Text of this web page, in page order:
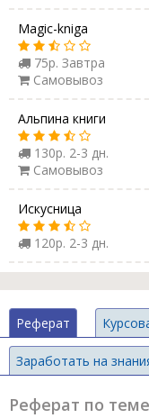
Magic-kniga
75р. Завтра
Самовывоз
Альпина книги
130р. 2-3 дн.
Самовывоз
Искусница
120р. 2-3 дн.
Реферат
Заработать на
Реферат по